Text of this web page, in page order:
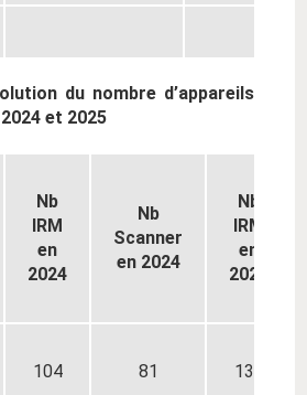
du nombre d’appareils
et 2025
Nb
IRM
en
2024
Nb
Scanner
en 2024
Nb
IRM
en
2025
104 81 135